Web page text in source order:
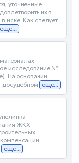
уточненные
их в
иске. Как следует
еще...
исследование №
На основании
досудебном
еще...
ЖКХ
еще...